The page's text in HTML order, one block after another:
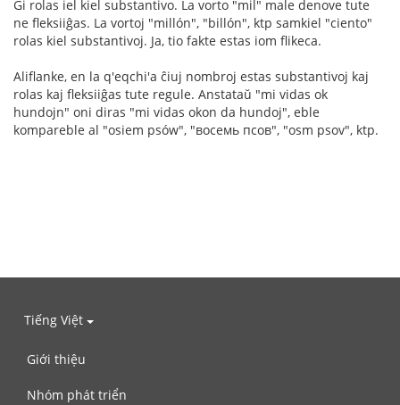
Ĝi rolas iel kiel substantivo. La vorto "mil" male denove tute
ne fleksiiĝas. La vortoj "millón", "billón", ktp samkiel "ciento"
rolas kiel substantivoj. Ja, tio fakte estas iom flikeca.
Aliflanke, en la q'eqchi'a ĉiuj nombroj estas substantivoj kaj
rolas kaj fleksiiĝas tute regule. Anstataŭ "mi vidas ok
hundojn" oni diras "mi vidas okon da hundoj", eble
kompareble al "osiem psów", "восемь псов", "osm psov", ktp.
Tiếng Việt
Giới thiệu
Nhóm phát triển